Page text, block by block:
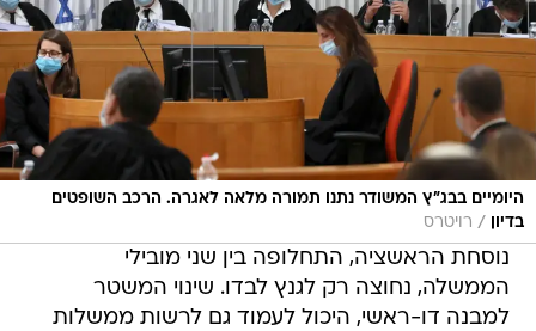
היומיים בבג"ץ המשודר נתנו תמורה מלאה לאגרה. הרכב השופטים
בדיון
/ רויטרס
נוסחת הראשציה, התחלופה בין שני מובילי
הממשלה, נחוצה רק לגנץ לבדו. שינוי המשטר
למבנה דו-ראשי, היכול לעמוד גם לרשות ממשלות